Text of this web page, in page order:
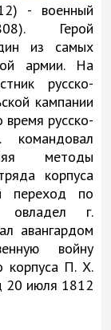
- военный
Герой
из самых
армии. На
русско-
кампании
русско-
методы
корпуса
переход по
овладел г.
авангардом
войну
корпуса П. X.
20 июля 1812